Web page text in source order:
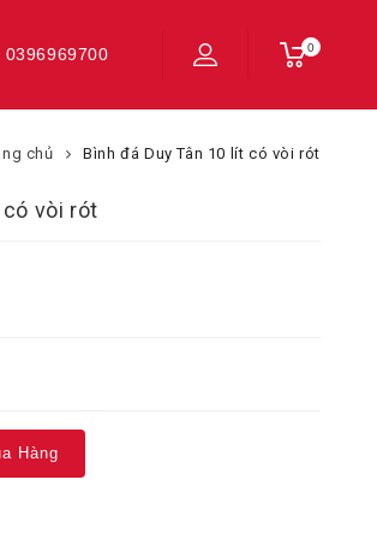
0
0396969700
chủ Bình đá Duy Tân 10 lít có vòi rót
có vòi rót
Hàng